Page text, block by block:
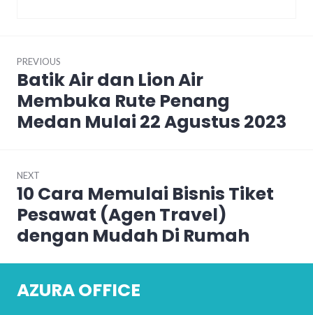
navigation
PREVIOUS
Previous
post:
Batik Air dan Lion Air
Membuka Rute Penang
Medan Mulai 22 Agustus 2023
NEXT
Next
post:
10 Cara Memulai Bisnis Tiket
Pesawat (Agen Travel)
dengan Mudah Di Rumah
AZURA OFFICE